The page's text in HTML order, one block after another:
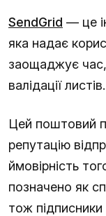
SendGrid — це
яка надає
заощаджує час,
валідації листів.
Цей поштовий
репутацію
ймовірність
позначено як
тож